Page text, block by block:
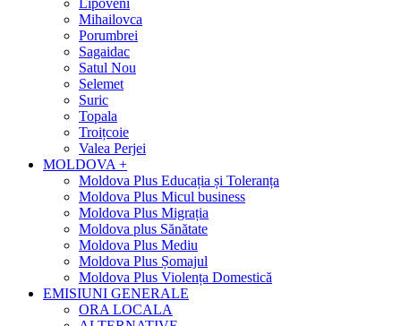
Mihailovca
Porumbrei
Sagaidac
Satul Nou
Selemet
Suric
Topala
Troițcoie
Valea Perjei
MOLDOVA +
Moldova Plus Educația și Toleranța
Moldova Plus Micul business
Moldova Plus Migrația
Moldova plus Sănătate
Moldova Plus Mediu
Moldova Plus Șomajul
Moldova Plus Violența Domestică
EMISIUNI GENERALE
ORA LOCALA